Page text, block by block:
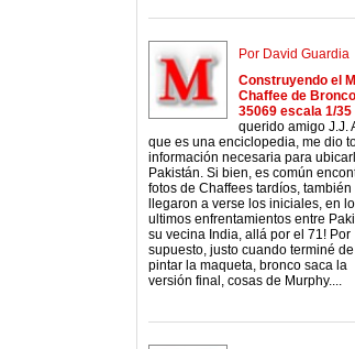
Por David Guardia
Construyendo el
Chaffee de Bronco
35069 escala 1/35
querido amigo J.J.
que es una enciclopedia, me dio
información necesaria para
Pakistán. Si bien, es común
fotos de Chaffees tardíos, también
llegaron a verse los iniciales, en
ultimos enfrentamientos entre
su vecina India, allá por el 71! Por
supuesto, justo cuando terminé de
pintar la maqueta, bronco saca la
versión final, cosas de Murphy....